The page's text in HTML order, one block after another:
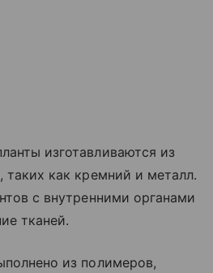
изготавливаются из
таких как кремний и металл.
с внутренними органами
тканей.
из полимеров,